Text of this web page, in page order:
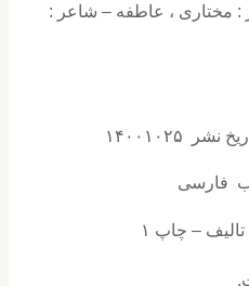
: مختاری ، عاطفه – شاعر :